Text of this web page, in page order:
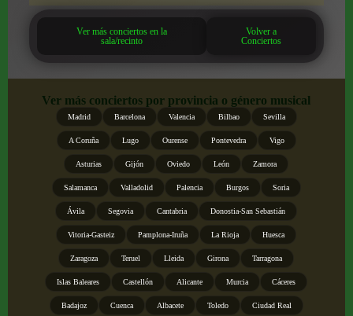
Ver más conciertos en la
sala/recinto
Volver a
Conciertos
Ver más conciertos por provincia o género musical
Madrid Barcelona Valencia Bilbao Sevilla
A Coruña Lugo Ourense Pontevedra Vigo
Asturias Gijón Oviedo León Zamora
Salamanca Valladolid Palencia Burgos Soria
Ávila Segovia Cantabria Donostia-San Sebastián
Vitoria-Gasteiz Pamplona-Iruña La Rioja Huesca
Zaragoza Teruel Lleida Girona Tarragona
Islas Baleares Castellón Alicante Murcia Cáceres
Badajoz Cuenca Albacete Toledo Ciudad Real